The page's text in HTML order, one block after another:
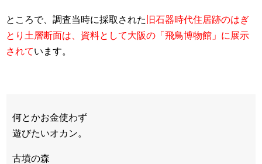
ところで、調査当時に採取された 旧石器時代住居跡のはぎ
とり土層断面は、資料として大阪の「飛鳥博物館」に展示
されています。
何とかお金使わず
遊びたいオカン。
古墳の森